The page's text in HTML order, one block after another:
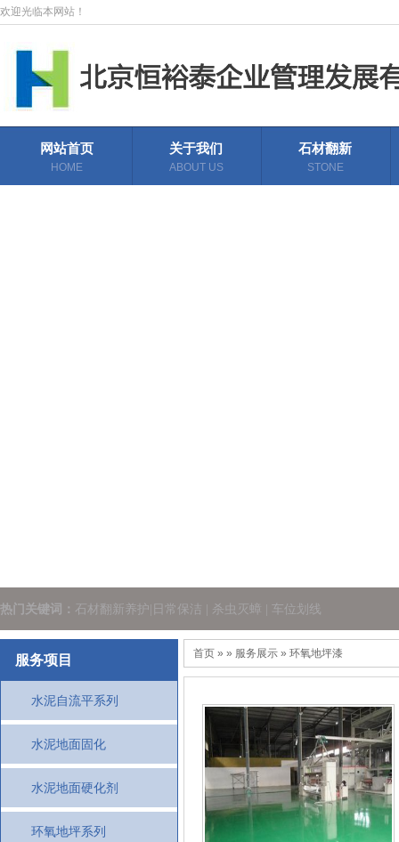
欢迎光临本网站！
网站首页
HOME
关于我们
ABOUT US
石材翻新
STONE
热门关键词： 石材翻新养护|日常保洁 | 杀虫灭蟑 | 车位划线
服务项目
水泥自流平系列
水泥地面固化
水泥地面硬化剂
环氧地坪系列
首页 » » 服务展示 » 环氧地坪漆